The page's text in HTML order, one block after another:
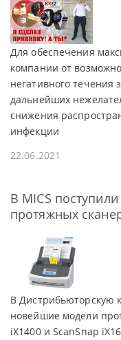
Для обеспечения
компании от
негативного течения
дальнейших
снижения
инфекции
22.06.2021
В MICS
протяжных
В Дистрибьюторскую
новейшие модели
iX1400 и ScanSnap